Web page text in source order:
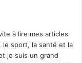
à lire mes articles
sport, la santé et la
je suis un grand